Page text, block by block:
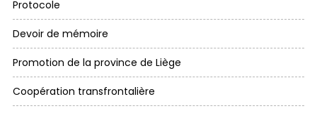
Protocole
Devoir de mémoire
Promotion de la province de Liège
Coopération transfrontalière